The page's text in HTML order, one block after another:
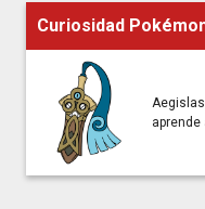
Curiosidad
aprende